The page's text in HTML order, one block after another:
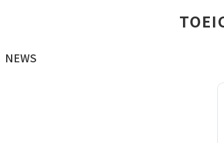
NEWS